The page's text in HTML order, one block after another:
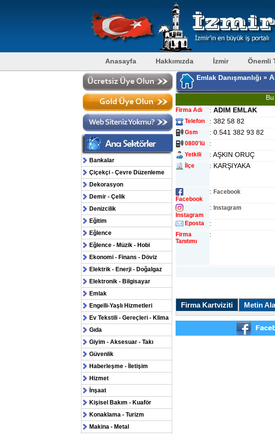
Anasayfa
Hakkımızda İzmir Önemli
Bankalar
Çiçekçi - Çevre Düzenleme
Dekorasyon
Demir - Çelik
Denizcilik
Eğitim
Eğlence
Eğlence - Müzik - Hobi
Ekonomi - Finans - Döviz
Elektrik - Enerji - Doğalgaz
Elektronik - Bilgisayar
Emlak
Engelli-Yaşlı Hizmetleri
Ev Tekstili - Gereçleri - Klima
Gıda
Giyim - Aksesuar - Takı
Güvenlik
Haberleşme - İletişim
Hizmet
İnşaat
Kişisel Bakım - Kuaför
Konaklama - Turizm
Makina - Metal
Emlak Danışmanlığı »
Firma Adı : ADIM EMLAK
Telefon : 382 58 82
Gsm : 0.541 382 93 82
0800'lü :
Yetkili : AŞKIN ORUÇ
İlçe : KARŞIYAKA
Facebook
: Facebook
Instagram
: Instagram
Eposta :
Firma
Tanıtımı
:
Firma Kartviziti Metin